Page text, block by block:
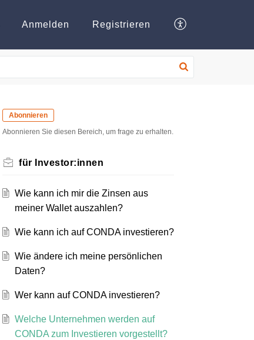
Anmelden Registrieren
Abonnieren
Abonnieren Sie diesen Bereich, um frage zu erhalten.
für Investor:innen
Wie kann ich mir die Zinsen aus
meiner Wallet auszahlen?
Wie kann ich auf CONDA investieren?
Wie ändere ich meine persönlichen
Daten?
Wer kann auf CONDA investieren?
Welche Unternehmen werden auf
CONDA zum Investieren vorgestellt?